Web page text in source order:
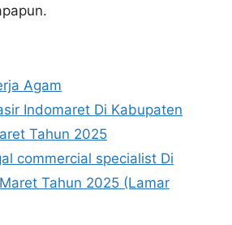
Agam
Indomaret Di Kabupaten
Tahun 2025
commercial specialist Di
Tahun 2025 (Lamar